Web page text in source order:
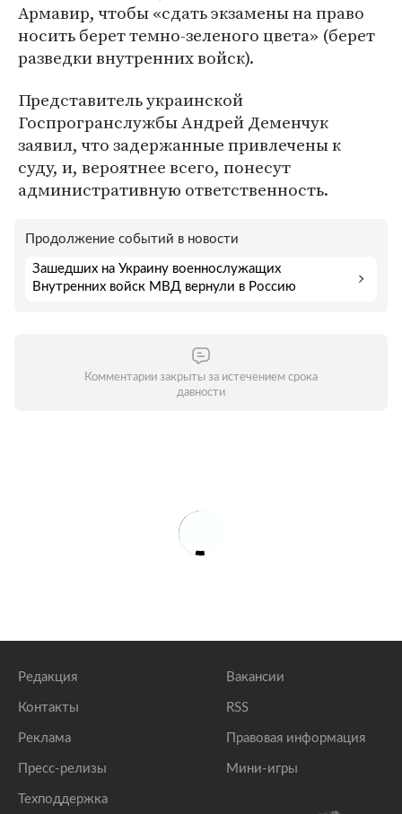
Армавир, чтобы «сдать экзамены на право
носить берет темно-зеленого цвета» (берет
разведки внутренних войск).
Представитель украинской
Госпрогранслужбы Андрей Деменчук
заявил, что задержанные привлечены к
суду, и, вероятнее всего, понесут
административную ответственность.
Продолжение событий в новости
Зашедших на Украину военнослужащих
Внутренних войск МВД вернули в Россию
Комментарии закрыты за истечением срока
давности
Редакция
Контакты
Реклама
Пресс-релизы
Техподдержка
Вакансии
RSS
Правовая информация
Мини-игры